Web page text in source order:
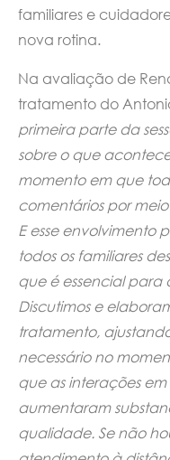
familiares e
nova rotina.
Na avaliação de
tratamento do
primeira parte da
sobre o que
momento em que
comentários por
E esse envolvimento
todos os familiares
que é essencial
Discutimos e
tratamento,
necessário no
que as interações
aumentaram
qualidade. Se não